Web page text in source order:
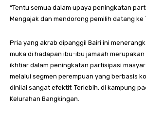
“Tentu semua dalam upaya peningkatan
Mengajak dan mendorong pemilih datang ke
Pria yang akrab dipanggil Bairi ini
muka di hadapan ibu-ibu jamaah
ikhtiar dalam peningkatan partisipasi
melalui segmen perempuan yang berbasis
dinilai sangat efektif. Terlebih, di kampung
Kelurahan Bangkingan.